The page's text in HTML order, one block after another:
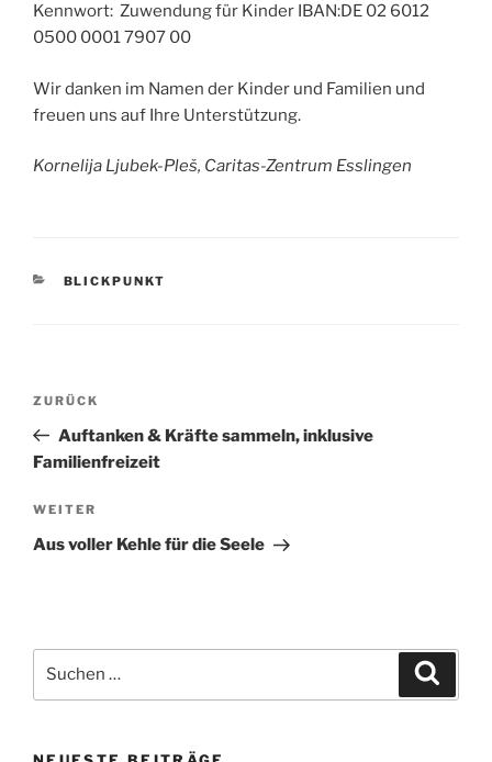
Kennwort: Zuwendung für Kinder IBAN:DE 02 6012
0500 0001 7907 00
Wir danken im Namen der Kinder und Familien und
freuen uns auf Ihre Unterstützung.
Kornelija Ljubek-Pleš, Caritas-Zentrum Esslingen
KATEGORIEN
BLICKPUNKT
Beitragsnavigation
Vorheriger
Beitrag
ZURÜCK
Auftanken & Kräfte sammeln, inklusive
Familienfreizeit
Nächster
Beitrag
WEITER
Aus voller Kehle für die Seele
nach: